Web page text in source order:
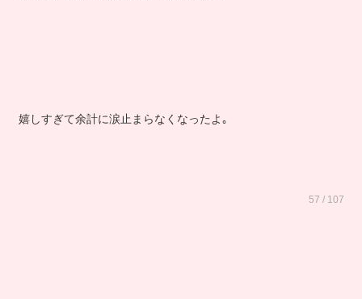
嬉しすぎて余計に涙止まらなくなったよ｡
57 / 107